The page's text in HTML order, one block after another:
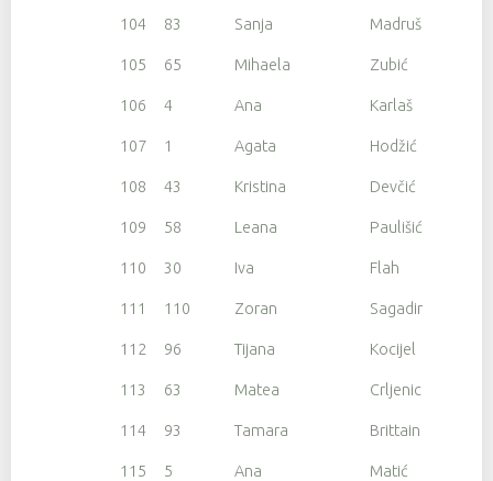
104 83 Sanja Madruša
105 65 Mihaela Zubić
106 4 Ana Karlaš
107 1 Agata Hodžić
108 43 Kristina Devčić
109 58 Leana Paulišić
110 30 Iva Flah
111 110 Zoran Sagadin
112 96 Tijana Kocijel
113 63 Matea Crljenica
114 93 Tamara Brittain
115 5 Ana Matić